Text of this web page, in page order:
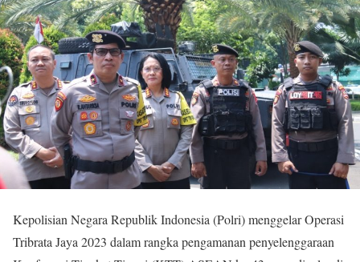
Kepolisian Negara Republik Indonesia (Polri) menggelar Operasi
Tribrata Jaya 2023 dalam rangka pengamanan penyelenggaraan